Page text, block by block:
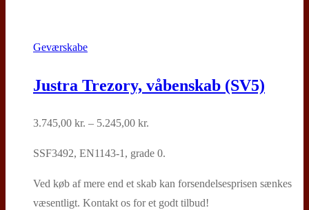
Geværskabe
Justra Trezory, våbenskab (SV5)
3.745,00 kr. – 5.245,00 kr.
til
5.245,00 kr.
SSF3492, EN1143-1, grade 0.
Ved køb af mere end et skab kan forsendelsesprisen sænkes
væsentligt. Kontakt os for et godt tilbud!